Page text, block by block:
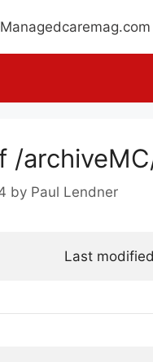
/
by Paul Lendner
Last